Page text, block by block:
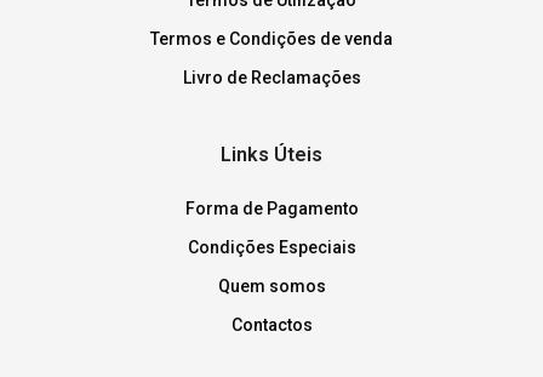
Termos e Condições de venda
Livro de Reclamações
Links Úteis
Forma de Pagamento
Condições Especiais
Quem somos
Contactos